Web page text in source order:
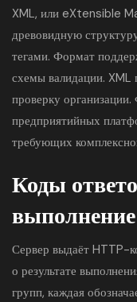
XML, или eXtensible
древовидную
тегами. Формат
схемы валидации. XML
проверку
предприятийных
требующих
Коды
выполнение
Сервер выдаёт HTTP-
о результате
групп, каждая